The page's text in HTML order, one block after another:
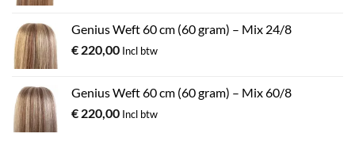
Genius Weft 60 cm (60 gram) – Mix 24/8
€ 220,00 Incl btw
Genius Weft 60 cm (60 gram) – Mix 60/8
€ 220,00 Incl btw